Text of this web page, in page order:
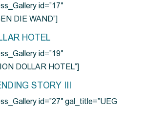
id=”17″
DIE WAND”]
HOTEL
id=”19″
DOLLAR HOTEL”]
STORY III
id=”27″ gal_title=”UEG